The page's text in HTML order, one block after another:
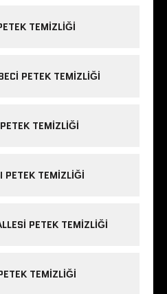
TEMIZLIĞI
PETEK TEMIZLIĞI
TEMIZLIĞI
PETEK TEMIZLIĞI
PETEK TEMIZLIĞI
TEMIZLIĞI